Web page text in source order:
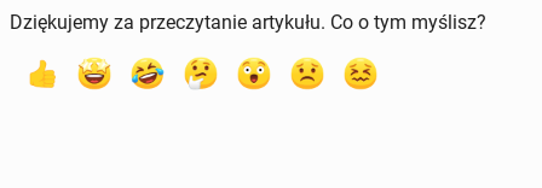
Dziękujemy za przeczytanie artykułu. Co o tym myślisz?